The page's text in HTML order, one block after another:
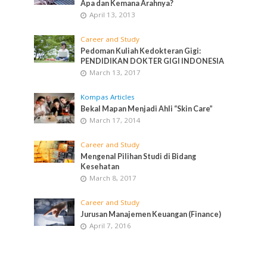
Apa dan Kemana Arahnya?
April 13, 2013
Career and Study
Pedoman Kuliah Kedokteran Gigi:
PENDIDIKAN DOKTER GIGI INDONESIA
March 13, 2017
Kompas Articles
Bekal Mapan Menjadi Ahli “Skin Care”
March 17, 2014
Career and Study
Mengenal Pilihan Studi di Bidang
Kesehatan
March 8, 2017
Career and Study
Jurusan Manajemen Keuangan (Finance)
April 7, 2016